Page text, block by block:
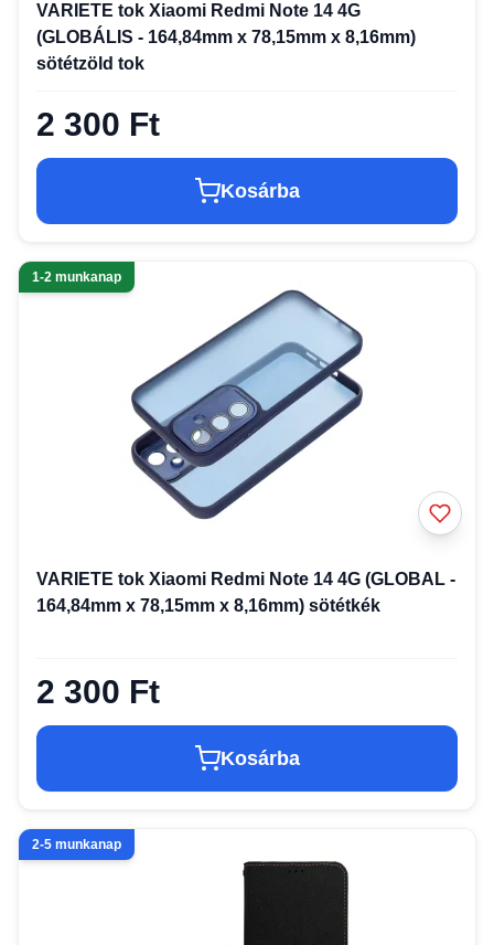
VARIETE tok Xiaomi Redmi Note 14 4G
(GLOBÁLIS - 164,84mm x 78,15mm x 8,16mm)
sötétzöld tok
2 300 Ft
Kosárba
1-2 munkanap
VARIETE tok Xiaomi Redmi Note 14 4G (GLOBAL -
164,84mm x 78,15mm x 8,16mm) sötétkék
2 300 Ft
Kosárba
2-5 munkanap